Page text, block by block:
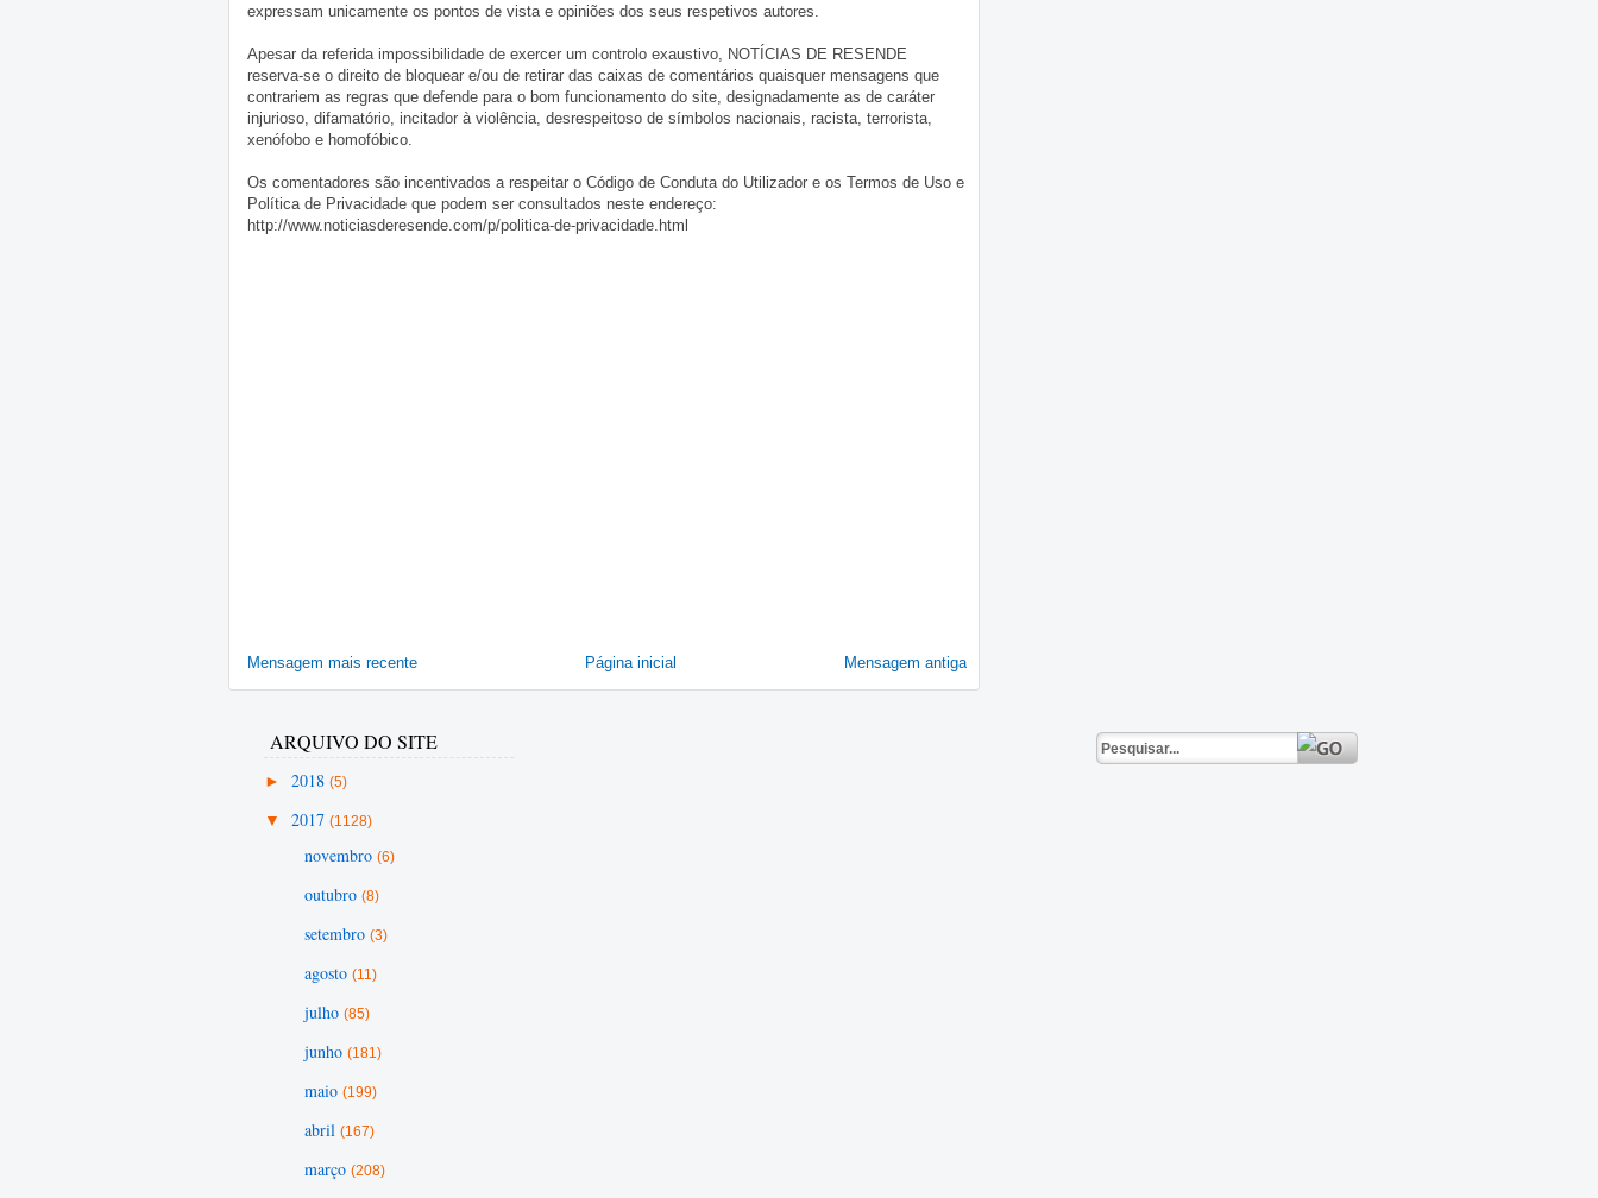
expressam unicamente os pontos de vista e opiniões dos seus respetivos autores.
Apesar da referida impossibilidade de exercer um controlo exaustivo, NOTÍCIAS DE RESENDE
reserva-se o direito de bloquear e/ou de retirar das caixas de comentários quaisquer mensagens que
contrariem as regras que defende para o bom funcionamento do site, designadamente as de caráter
injurioso, difamatório, incitador à violência, desrespeitoso de símbolos nacionais, racista, terrorista,
xenófobo e homofóbico.
Os comentadores são incentivados a respeitar o Código de Conduta do Utilizador e os Termos de Uso e
Política de Privacidade que podem ser consultados neste endereço:
http://www.noticiasderesende.com/p/politica-de-privacidade.html
Mensagem mais recente Mensagem antiga
Página inicial
ARQUIVO DO SITE
► 2018 (5)
▼ 2017 (1128)
novembro (6)
outubro (8)
setembro (3)
agosto (11)
julho (85)
junho (181)
maio (199)
abril (167)
março (208)